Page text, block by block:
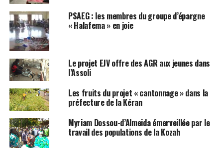
PSAEG : les membres du groupe d’épargne
« Halafema » en joie
Le projet EJV offre des AGR aux jeunes dans
l’Assoli
Les fruits du projet « cantonnage » dans la
préfecture de la Kéran
Myriam Dossou-d’Almeida émerveillée par le
travail des populations de la Kozah